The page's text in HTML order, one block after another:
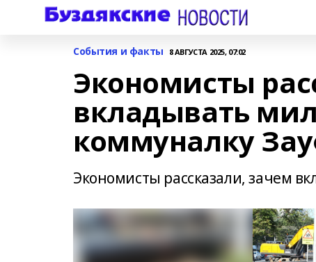
События и факты 8 АВГУСТА 2025, 07:02
Экономисты
вкладывать
коммуналку
Экономисты рассказали, зачем